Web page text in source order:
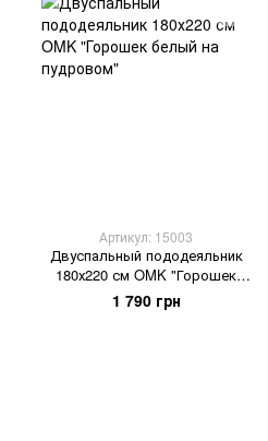
Артикул: 15003
Двуспальный пододеяльник
180х220 см OMK "Горошек
белый на пудровом"
1 790 грн